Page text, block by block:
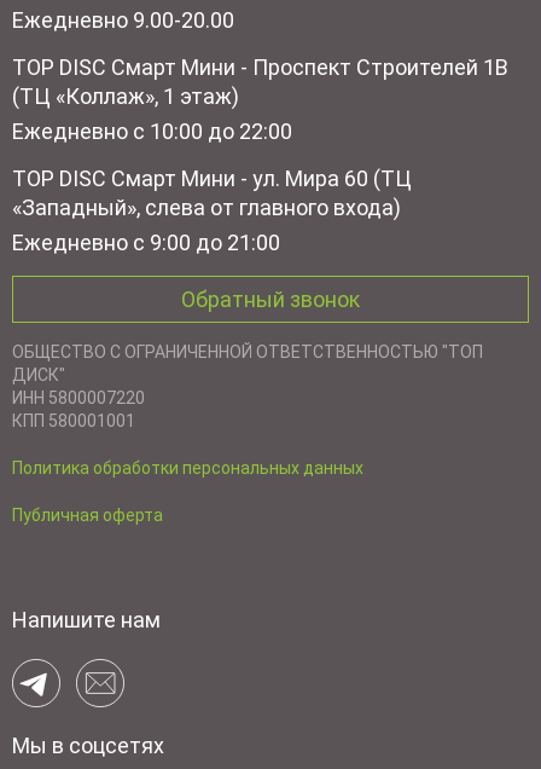
Ежедневно 9.00-20.00
TOP DISC Смарт Мини - Проспект Строителей 1В
(ТЦ «Коллаж», 1 этаж)
Ежедневно с 10:00 до 22:00
TOP DISC Смарт Мини - ул. Мира 60 (ТЦ
«Западный», слева от главного входа)
Ежедневно с 9:00 до 21:00
Обратный звонок
ОБЩЕСТВО С ОГРАНИЧЕННОЙ ОТВЕТСТВЕННОСТЬЮ "ТОП
ДИСК"
ИНН 5800007220
КПП 580001001
Политика обработки персональных данных
Публичная оферта
Напишите нам
Мы в соцсетях